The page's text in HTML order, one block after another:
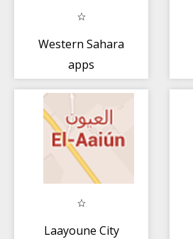
Western Sahara
apps
Laayoune City